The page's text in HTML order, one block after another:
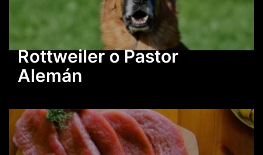
Rottweiler o Pastor
Alemán